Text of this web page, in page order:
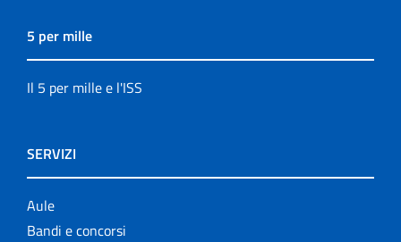
5 per mille
Il 5 per mille e l'ISS
SERVIZI
Aule
Bandi e concorsi